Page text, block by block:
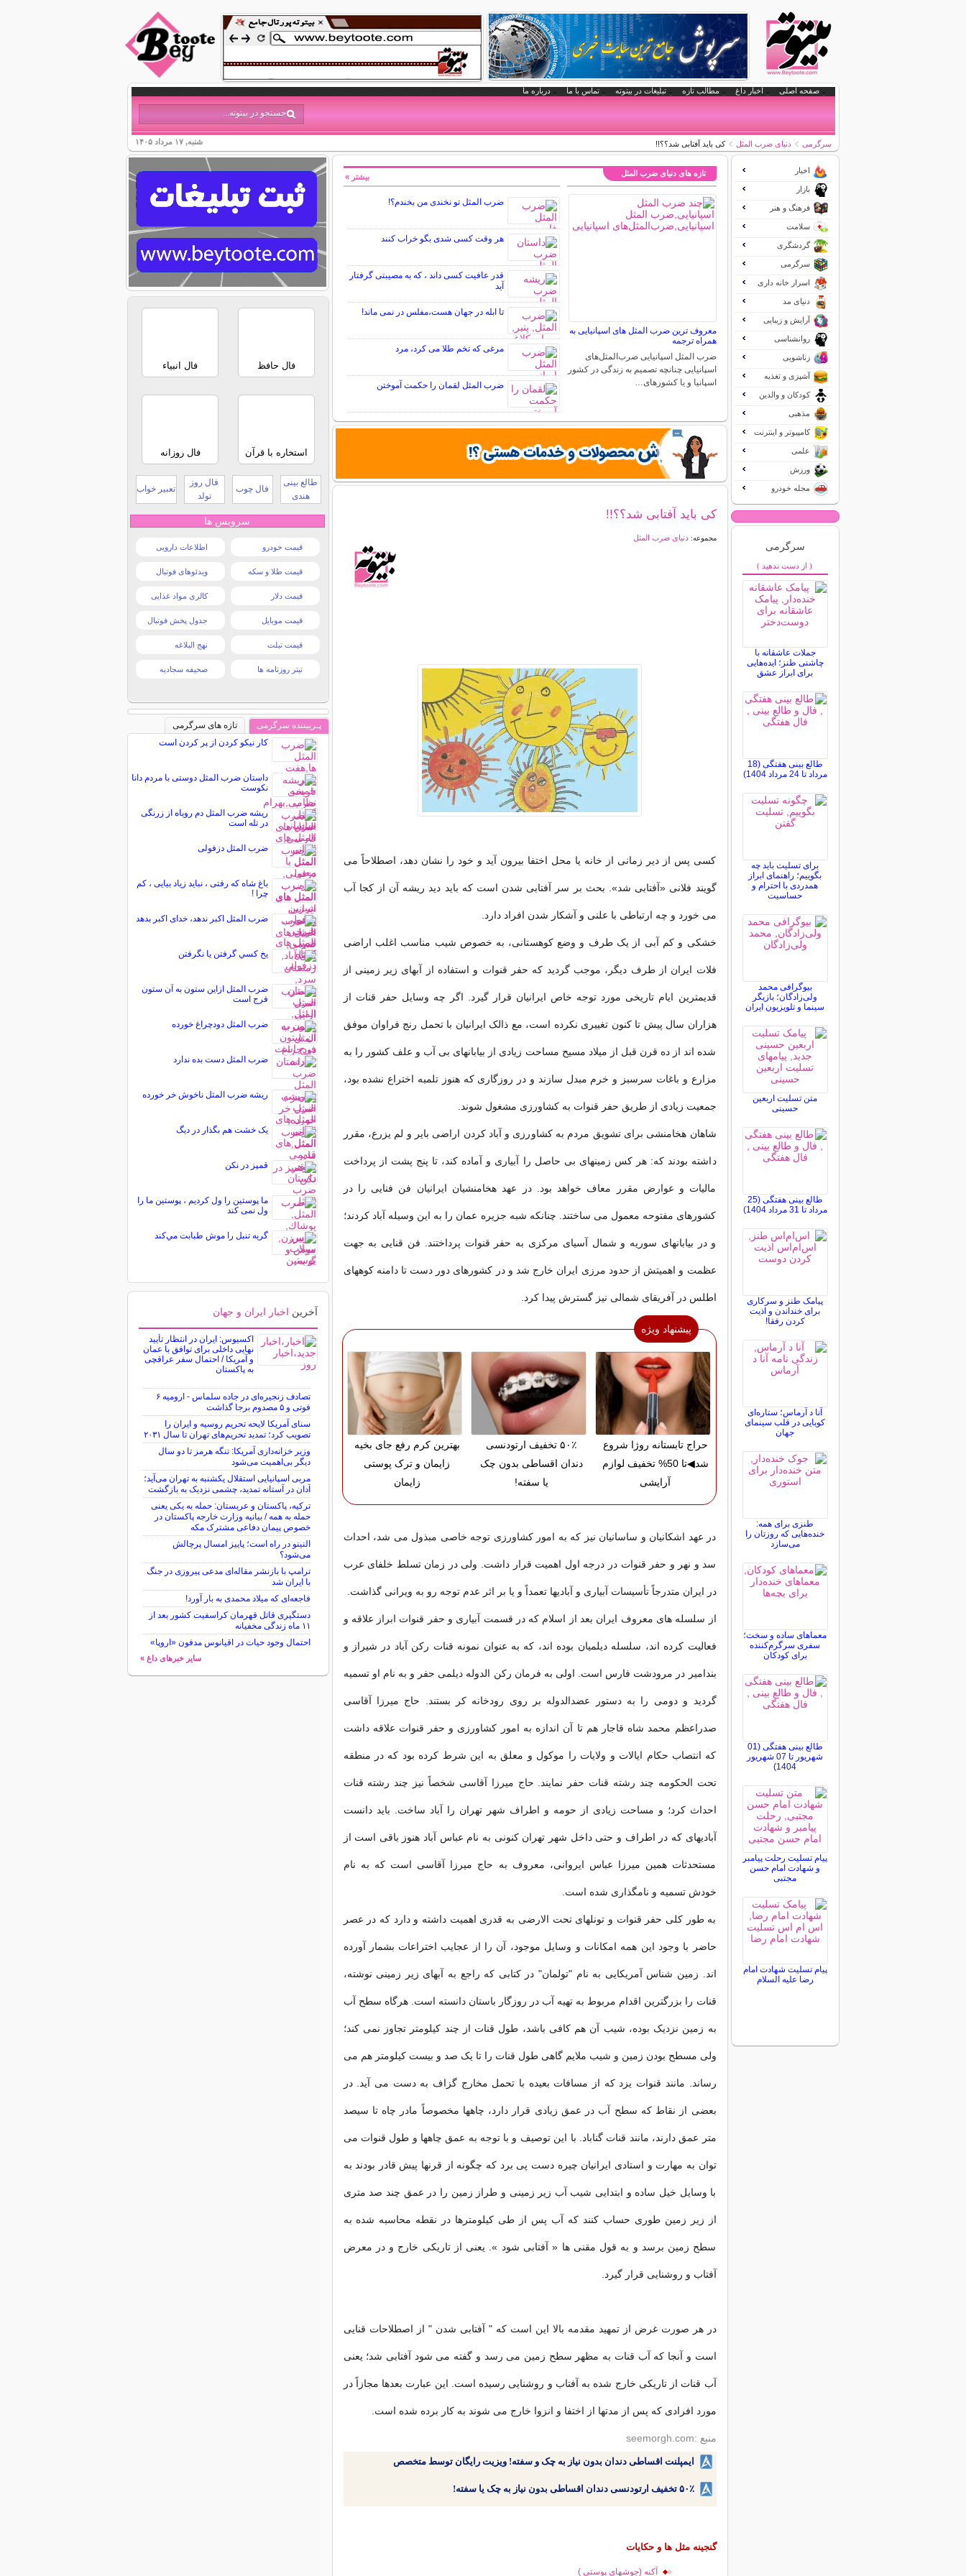
صفحه اصلی اخبار داغ مطالب تازه تبلیغات در بیتوته تماس با ما درباره ما
شنبه, ۱۷ مرداد ۱۴۰۵ سرگرمی دنیای ضرب المثل کی باید آفتابی شد؟؟!!
تازه های دنیای ضرب المثل
معروف ترین ضرب المثل های اسپانیایی به
همراه ترجمه
ضرب المثل اسپانیایی ضرب‌المثل‌های
اسپانیایی چنانچه تصمیم به زندگی در کشور
اسپانیا و یا کشورهای…
ضرب المثل تو نخندی من بخندم؟!
هر وقت کسی شدی بگو خراب کنند
قدر عافیت کسی داند ، که به مصیبتی گرفتار
آید
تا ابله در جهان هست،مفلس در نمی ماند!
مرغی که تخم طلا می کرد، مرد
ضرب المثل لقمان را حکمت آموختن
بیشتر »
کی باید آفتابی شد؟؟!!
مجموعه:دنیای ضرب المثل
کسی پس از دیر زمانی از خانه یا محل اختفا بیرون آید و خود را نشان دهد، اصطلاحاً می
گویند فلانی «آفتابی شد». بحث بر سر آفتابی شدن است که باید دید ریشه آن از کجا آب
می خورد و چه ارتباطی با علنی و آشکار شدن افراد دارد.
خشکی و کم آبی از یک طرف و وضع کوهستانی، به خصوص شیب مناسب اغلب اراضی
فلات ایران از طرف دیگر، موجب گردید که حفر قنوات و استفاده از آبهای زیر زمینی از
قدیمترین ایام تاریخی مورد توجه خاص ایرانیان قرار گیرد. اگر چه وسایل حفر قنات از
هزاران سال پیش تا کنون تغییری نکرده است، مع ذالک ایرانیان با تحمل رنج فراوان موفق
شده اند از ده قرن قبل از میلاد مسیح مساحت زیادی از بیابانهای بی آب و علف کشور را به
مزارع و باغات سرسبز و خرم مبدل سازند و در روزگاری که هنوز تلمبه اختراع نشده بود،
جمعیت زیادی از طریق حفر قنوات به کشاورزی مشغول شوند.
شاهان هخامنشی برای تشویق مردم به کشاورزی و آباد کردن اراضی بایر و لم یزرع، مقرر
داشته بودند که: هر کس زمینهای بی حاصل را آبیاری و آماده کند، تا پنج پشت از پرداخت
مالیات و عوارض مقرر معاف خواهد بود. در عهد هخامنشیان ایرانیان فن فنایی را در
کشورهای مفتوحه معمول می ساختند. چنانکه شبه جزیره عمان را به این وسیله آباد کردند؛
و در بیابانهای سوریه و شمال آسیای مرکزی به حفر قنوات پرداختند. فن قنایی به جهت
عظمت و اهمیتش از حدود مرزی ایران خارج شد و در کشورهای دور دست تا دامنه کوههای
اطلس در آفریقای شمالی نیز گسترش پیدا کرد.
پیشنهاد ویژه
حراج تابستانه روژا شروع
شد◀تا 50% تخفیف لوازم
آرایشی
۵۰٪ تخفیف ارتودنسی
دندان اقساطی بدون چک
یا سفته!
بهترین کرم رفع جای بخیه
زایمان و ترک پوستی
زایمان
در عهد اشکانیان و ساسانیان نیز که به امور کشاورزی توجه خاصی مبذول می شد، احداث
سد و نهر و حفر قنوات در درجه اول اهمیت قرار داشت. ولی در زمان تسلط خلفای عرب
در ایران متدرجاً تأسیسات آبیاری و آبادیها تعمداً و یا بر اثر عدم توجه رو به ویرانی گذاشت.
از سلسله های معروف ایران بعد از اسلام که در قسمت آبیاری و حفر قنوات ابراز علاقه و
فعالیت کرده اند، سلسله دیلمیان بوده اند، که به عنوان نمونه قنات رکن آباد در شیراز و
بندامیر در مرودشت فارس است. اولی به فرمان رکن الدوله دیلمی حفر و به نام او تسمیه
گردید و دومی را به دستور عضدالدوله بر روی رودخانه کر بستند. حاج میرزا آقاسی
صدراعظم محمد شاه قاجار هم تا آن اندازه به امور کشاورزی و حفر قنوات علاقه داشت
که انتصاب حکام ایالات و ولایات را موکول و معلق به این شرط کرده بود که در منطقه
تحت الحکومه چند رشته قنات حفر نمایند. حاج میرزا آقاسی شخصاً نیز چند رشته قنات
احداث کرد؛ و مساحت زیادی از حومه و اطراف شهر تهران را آباد ساخت. باید دانست
آبادیهای که در اطراف و حتی داخل شهر تهران کنونی به نام عباس آباد هنوز باقی است از
مستحدثات همین میرزا عباس ایروانی، معروف به حاج میرزا آقاسی است که به نام
خودش تسمیه و نامگذاری شده است.
به طور کلی حفر قنوات و تونلهای تحت الارضی به قدری اهمیت داشته و دارد که در عصر
حاضر با وجود این همه امکانات و وسایل موجود، آن را از عجایب اختراعات بشمار آورده
اند. زمین شناس آمریکایی به نام "تولمان" در کتابی که راجع به آبهای زیر زمینی نوشته،
قنات را بزرگترین اقدام مربوط به تهیه آب در روزگار باستان دانسته است. هرگاه سطح آب
به زمین نزدیک بوده، شیب آن هم کافی باشد، طول قنات از چند کیلومتر تجاوز نمی کند؛
ولی مسطح بودن زمین و شیب ملایم گاهی طول قنات را تا یک صد و بیست کیلومتر هم می
رساند. مانند قنوات یزد که از مسافات بعیده با تحمل مخارج گزاف به دست می آید. در
بعضی از نقاط که سطح آب در عمق زیادی قرار دارد، چاهها مخصوصاً مادر چاه تا سیصد
متر عمق دارند، مانند قنات گناباد. با این توصیف و با توجه به عمق چاهها و طول قنوات می
توان به مهارت و استادی ایرانیان چیره دست پی برد که چگونه از قرنها پیش قادر بودند به
با وسایل خیل ساده و ابتدایی شیب آب زیر زمینی و طراز زمین را در عمق چند صد متری
از زیر زمین طوری حساب کنند که آب پس از طی کیلومترها در نقطه محاسبه شده به
سطح زمین برسد و به قول مقنی ها « آفتابی شود ». یعنی از تاریکی خارج و در معرض
آفتاب و روشنایی قرار گیرد.
در هر صورت غرض از تمهید مقدمه بالا این است که " آفتابی شدن " از اصطلاحات قنایی
است و آنجا که آب قنات به مظهر سطح زمین می رسد و گفته می شود آفتابی شد؛ یعنی
آب قنات از تاریکی خارج شده به آفتاب و روشنایی رسیده است. این عبارت بعدها مجازاً در
مورد افرادی که پس از مدتها از اختفا و انزوا خارج می شوند به کار برده شده است.
منبع :seemorgh.com
ایمپلنت اقساطی دندان بدون نیاز به چک و سفته! ویزیت رایگان توسط متخصص
۵۰٪ تخفیف ارتودنسی دندان اقساطی بدون نیاز به چک یا سفته!
گنجینه مثل ها و حکایات
آکنه (جوشهای پوستی )
اخبار
بازار
فرهنگ و هنر
سلامت
گردشگری
سرگرمی
اسرار خانه داری
دنیای مد
آرایش و زیبایی
روانشناسی
زناشویی
آشپزی و تغذیه
کودکان و والدین
مذهبی
کامپیوتر و اینترنت
علمی
ورزش
مجله خودرو
سرگرمی
( از دست ندهید )
جملات عاشقانه با
چاشنی طنز؛ ایده‌هایی
برای ابراز عشق
طالع بینی هفتگی (18
مرداد تا 24 مرداد 1404)
برای تسلیت باید چه
بگوییم؛ راهنمای ابراز
همدردی با احترام و
حساسیت
بیوگرافی محمد
ولی‌زادگان؛ بازیگر
سینما و تلویزیون ایران
متن تسلیت اربعین
حسینی
طالع بینی هفتگی (25
مرداد تا 31 مرداد 1404)
پیامک طنز و سرکاری
برای خنداندن و اذیت
کردن رفقا!
آنا د آرماس؛ ستاره‌ای
کوبایی در قلب سینمای
جهان
طنزی برای همه:
خنده‌هایی که روزتان را
می‌سازد
معماهای ساده و سخت؛
سفری سرگرم‌کننده
برای کودکان
طالع بینی هفتگی (01
شهریور تا 07 شهریور
1404)
پیام تسلیت رحلت پیامبر
و شهادت امام حسن
مجتبی
پیام تسلیت شهادت امام
رضا علیه السلام
فال حافظ فال انبیاء
استخاره با قرآن فال روزانه
طالع بینی
هندی
فال چوب
فال روز
تولد
تعبیر خواب
سرویس ها
قیمت خودرو اطلاعات دارویی
قیمت طلا و سکه ویدئوهای فوتبال
قیمت دلار کالری مواد غذایی
قیمت موبایل جدول پخش فوتبال
قیمت تبلت نهج البلاغه
تیتر روزنامه ها صحیفه سجادیه
پـربیننده سرگرمی
تازه های سرگرمی
کار نیکو کردن از پر کردن است
داستان ضرب المثل دوستی با مردم دانا
نكوست
ریشه ضرب المثل دم روباه از زرنگی
در تله است
ضرب المثل دزفولی
باغ شاه که رفتی ، نباید زیاد بیایی ، کم
چرا !
ضرب المثل اكبر ندهد، خدای اكبر بدهد
يخ كسي گرفتن يا نگرفتن
ضرب المثل ازاین ستون به آن ستون
فرج است
ضرب المثل دودچراغ خورده
ضرب المثل دست بده ندارد
ریشه ضرب المثل ناخوش خر خورده
یک خشت هم بگذار در دیگ
قمپز در نکن
ما پوستین را ول كردیم ، پوستین ما را
ول نمی كند
گربه تنبل را موش طبابت مي‌كند
آخرین اخبار ایران و جهان
اکسیوس: ایران در انتظار تأیید
نهایی داخلی برای توافق با عمان
و آمریکا / احتمال سفر عراقچی
به پاکستان
تصادف زنجیره‌ای در جاده سلماس - ارومیه ۶
فوتی و ۵ مصدوم برجا گذاشت
سنای آمریکا لایحه تحریم روسیه و ایران را
تصویب کرد؛ تمدید تحریم‌های تهران تا سال ۲۰۳۱
وزیر خزانه‌داری آمریکا: تنگه هرمز تا دو سال
دیگر بی‌اهمیت می‌شود
مربی اسپانیایی استقلال یکشنبه به تهران می‌آید؛
آدان در آستانه تمدید، چشمی نزدیک به بازگشت
ترکیه، پاکستان و عربستان: حمله به یکی یعنی
حمله به همه / بیانیه وزارت خارجه پاکستان در
خصوص پیمان دفاعی مشترک مکه
النینو در راه است؛ پاییز امسال پرچالش
می‌شود؟
ترامپ با بازنشر مقاله‌ای مدعی پیروزی در جنگ
با ایران شد
فاجعه‌ای که میلاد محمدی به بار آورد!
دستگیری قاتل قهرمان کراسفیت کشور بعد از
۱۱ ماه زندگی مخفیانه
احتمال وجود حیات در اقیانوس مدفون «اروپا»
سایر خبرهای داغ »